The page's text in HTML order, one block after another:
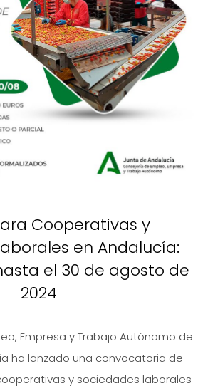
Cooperativas y
en Andalucía:
el 30 de agosto de
2024
Empresa y Trabajo Autónomo de
ha lanzado una convocatoria de
y sociedades laborales